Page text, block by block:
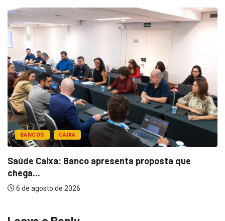
BANCOS CAIXA
Saúde Caixa: Banco apresenta proposta que
chega...
6 de agosto de 2026